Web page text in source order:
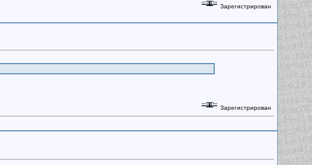
Зарегистрирован
Зарегистрирован